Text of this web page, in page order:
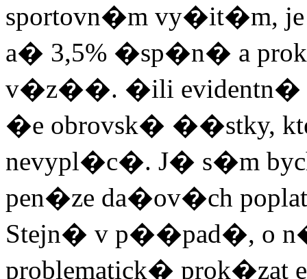
sportovn�m vy�it�m, je
a� 3,5% �sp�n� a
v�z��. �ili evidentn�
�e obrovsk� ��stky,
nevypl�c�. J� s�m
pen�ze da�ov�ch
Stejn� v p��pad�, o
problematick� prok�zat